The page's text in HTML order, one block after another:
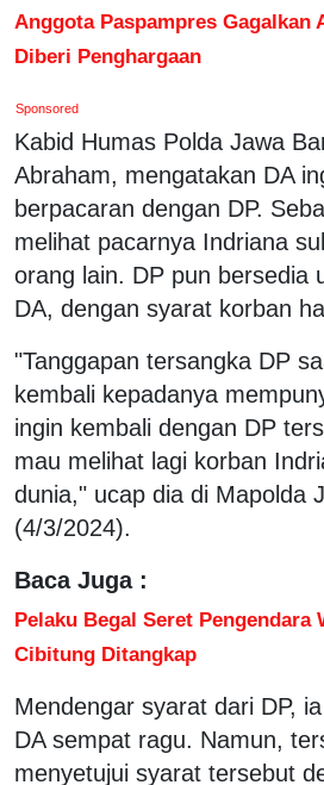
Anggota Paspampres Gagalkan
Diberi Penghargaan
Sponsored
Kabid Humas Polda Jawa
Abraham, mengatakan DA
berpacaran dengan DP.
melihat pacarnya Indriana
orang lain. DP pun bersedia
DA, dengan syarat korban
"Tanggapan tersangka DP
kembali kepadanya
ingin kembali dengan DP
mau melihat lagi korban
dunia," ucap dia di Mapolda
(4/3/2024).
Baca Juga :
Pelaku Begal Seret Pengendara
Cibitung Ditangkap
Mendengar syarat dari DP,
DA sempat ragu. Namun,
menyetujui syarat tersebut